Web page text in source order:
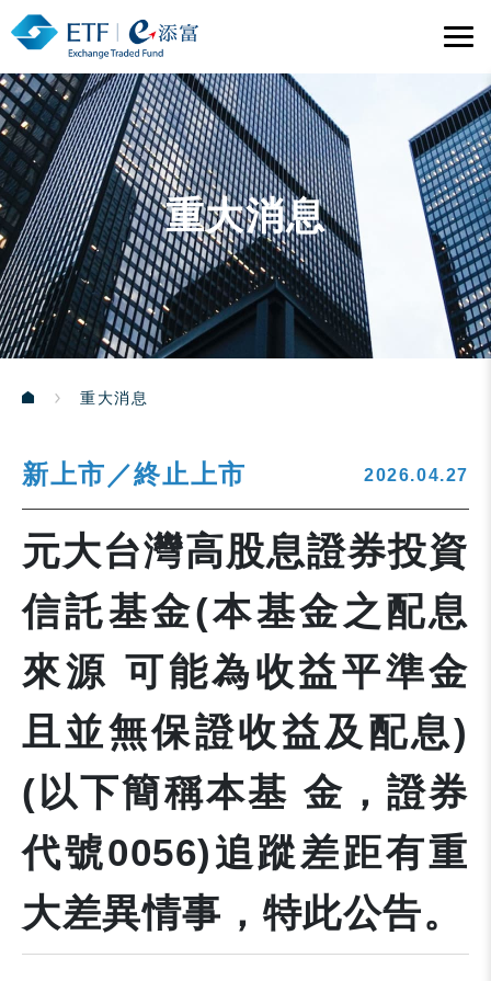
重大消息
重大消息
新上市／終止上市 2026.04.27
元大台灣高股息證券投資
信託基金(本基金之配息
來源 可能為收益平準金
且並無保證收益及配息)
(以下簡稱本基 金，證券
代號0056)追蹤差距有重
大差異情事，特此公告。